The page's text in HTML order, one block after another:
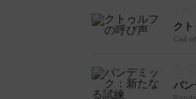
ク
Call
パン